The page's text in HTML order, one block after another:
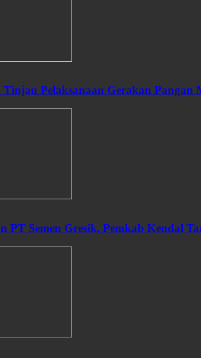
Pelaksanaan Gerakan Pangan
PT Semen Gresik, Pemkab Kendal